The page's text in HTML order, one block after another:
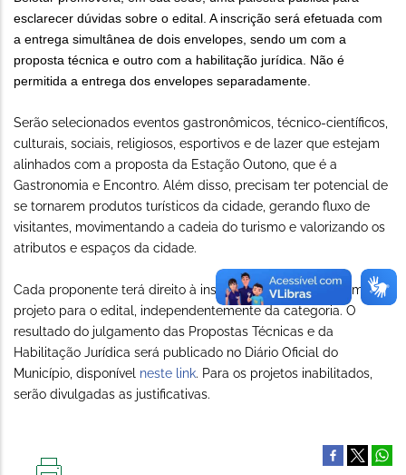
esclarecer dúvidas sobre o edital. A inscrição será efetuada com
a entrega simultânea de dois envelopes, sendo um com a
proposta técnica e outro com a habilitação jurídica. Não é
permitida a entrega dos envelopes separadamente.
Serão selecionados eventos gastronômicos, técnico-científicos,
culturais, sociais, religiosos, esportivos e de lazer que estejam
alinhados com a proposta da Estação Outono, que é a
Gastronomia e Encontro. Além disso, precisam ter potencial de
se tornarem produtos turísticos da cidade, gerando fluxo de
visitantes, movimentando a cadeia do turismo e valorizando os
atributos e espaços da cidade.
Cada proponente terá direito à inscrição de no máximo um
projeto para o edital, independentemente da categoria. O
resultado do julgamento das Propostas Técnicas e da
Habilitação Jurídica será publicado no Diário Oficial do
Município, disponível neste link. Para os projetos inabilitados,
serão divulgadas as justificativas.